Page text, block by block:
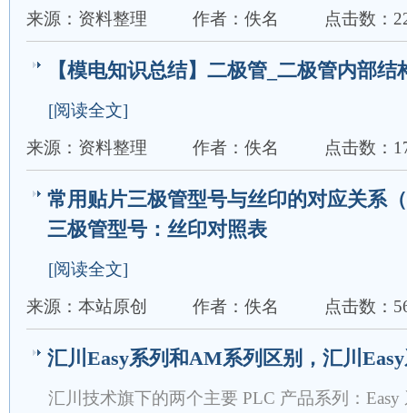
来源：资料整理
作者：佚名 点击数：
【模电知识总结】二极管_二极管内部结
[阅读全文]
来源：资料整理
作者：佚名 点击数：
常用贴片三极管型号与丝印的对应关系
三极管型号：丝印对照表
[阅读全文]
来源：本站原创
作者：佚名 点击数：
汇川Easy系列‌和‌AM系列区别，汇川
汇川技术旗下的两个主要 PLC 产品系列：‌